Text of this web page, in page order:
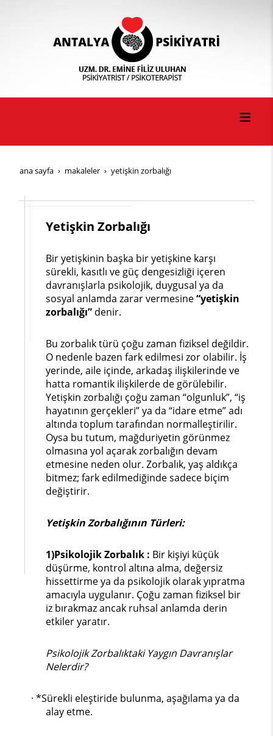
ana sayfa makaleler yetişkin zorbalığı
Yetişkin Zorbalığı
Bir yetişkinin başka bir yetişkine karşı
sürekli, kasıtlı ve güç dengesizliği içeren
davranışlarla psikolojik, duygusal ya da
sosyal anlamda zarar vermesine“yetişkin
zorbalığı” denir.
Bu zorbalık türü çoğu zaman fiziksel değildir.
O nedenle bazen fark edilmesi zor olabilir. İş
yerinde, aile içinde, arkadaş ilişkilerinde ve
hatta romantik ilişkilerde de görülebilir.
Yetişkin zorbalığı çoğu zaman “olgunluk”, “iş
hayatının gerçekleri” ya da “idare etme” adı
altında toplum tarafından normalleştirilir.
Oysa bu tutum, mağduriyetin görünmez
olmasına yol açarak zorbalığın devam
etmesine neden olur. Zorbalık, yaş aldıkça
bitmez; fark edilmediğinde sadece biçim
değiştirir.
Yetişkin Zorbalığının Türleri:
1)Psikolojik Zorbalık : Bir kişiyi küçük
düşürme, kontrol altına alma, değersiz
hissettirme ya da psikolojik olarak yıpratma
amacıyla uygulanır. Çoğu zaman fiziksel bir
iz bırakmaz ancak ruhsal anlamda derin
etkiler yaratır.
Psikolojik Zorbalıktaki Yaygın Davranışlar
Nelerdir?
· *Sürekli eleştiride bulunma, aşağılama ya da
alay etme.